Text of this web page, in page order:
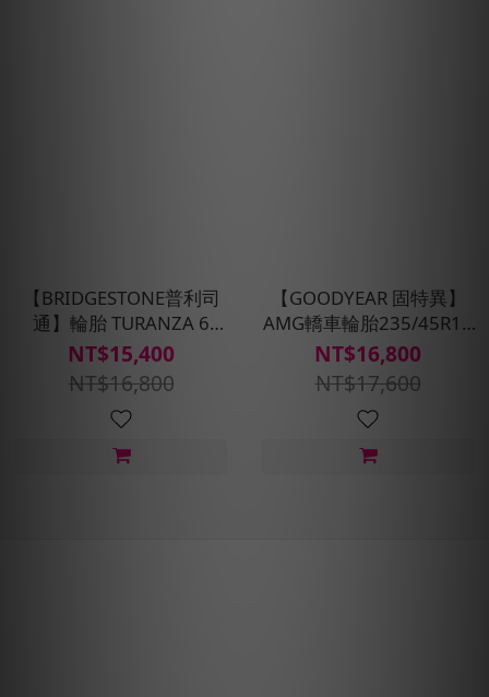
【BRIDGESTONE普利司
通】輪胎 TURANZA 6
-225/45R17_四入組(含安
裝定位平衡)
NT$15,400
NT$16,800
【GOODYEAR 固特異】
AMG轎車輪胎235/45R17
四入組(濕抓/耐用雙重保
護)含安裝定位平衡
NT$16,800
NT$17,600